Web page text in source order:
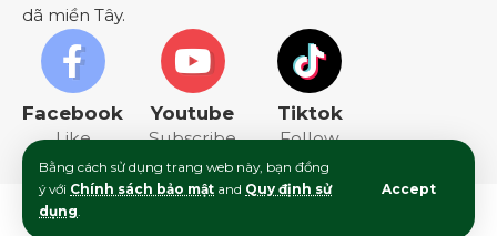
Bằng cách sử dụng trang web này, bạn đồng
ý với Chính sách bảo mật and Quy định sử
dụng.
Accept
dã miền Tây.
Facebook
Like
Youtube
Subscribe
Tiktok
Follow
© 2024 Miền Tây Du Ký. Thành viên của